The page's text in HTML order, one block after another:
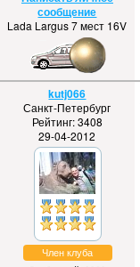
сообщение
Lada Largus 7 мест 16V
kutj066
Санкт-Петербург
Рейтинг: 3408
29-04-2012
Член клуба